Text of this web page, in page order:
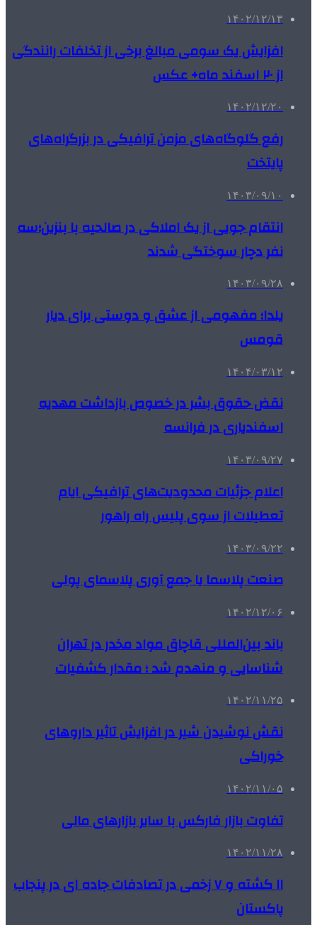
۱۴۰۲/۱۲/۱۳
افزایش یک سومی مبالغ برخی از تخلفات رانندگی
از ۲۰ اسفند ماه+ عکس
۱۴۰۲/۱۲/۲۰
رفع گلوگاه‌های مزمن ترافیکی در بزرگراه‌های
پایتخت
۱۴۰۳/۰۹/۱۰
انتقام جویی از یک املاکی در صالحیه با بنزین؛سه
نفر دچار سوختگی شدند
۱۴۰۳/۰۹/۲۸
یلدا؛ مفهومی از عشق و دوستی برای دیار
قومس
۱۴۰۴/۰۳/۱۲
نقض حقوق بشر در خصوص بازداشت مهدیه
اسفندیاری در فرانسه
۱۴۰۳/۰۹/۲۷
اعلام جزئیات محدودیت‌های ترافیکی ایام
تعطیلات از سوی پلیس راه راهور
۱۴۰۳/۰۹/۲۲
صنعت پلاسما یا جمع آوری پلاسمای پولی
۱۴۰۲/۱۲/۰۶
باند بین‌المللی قاچاق مواد مخدر در تهران
شناسایی و منهدم شد ؛ مقدار کشفیات
۱۴۰۲/۱۱/۲۵
نقش نوشیدن شیر در افزایش تاثیر داروهای
خوراکی
۱۴۰۲/۱۱/۰۵
تفاوت بازار فارکس با سایر بازارهای مالی
۱۴۰۲/۱۱/۲۸
۱۱ کشته و ۷ زخمی در تصادفات جاده ای در پنجاب
پاکستان